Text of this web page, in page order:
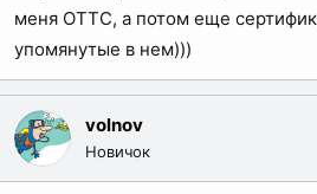
меня ОТТС, а потом еще
упомянутые в нем)))
volnov
Новичок